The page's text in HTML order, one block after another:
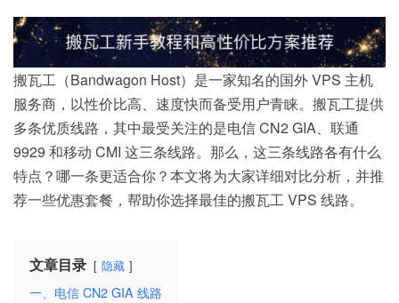
搬瓦工（Bandwagon Host）是一家知名的国外 VPS 主机
服务商，以性价比高、速度快而备受用户青睐。搬瓦工提供
多条优质线路，其中最受关注的是电信 CN2 GIA、联通
9929 和移动 CMI 这三条线路。那么，这三条线路各有什么
特点？哪一条更适合你？本文将为大家详细对比分析，并推
荐一些优惠套餐，帮助你选择最佳的搬瓦工 VPS 线路。
文章目录 隐藏
一、电信 CN2 GIA 线路